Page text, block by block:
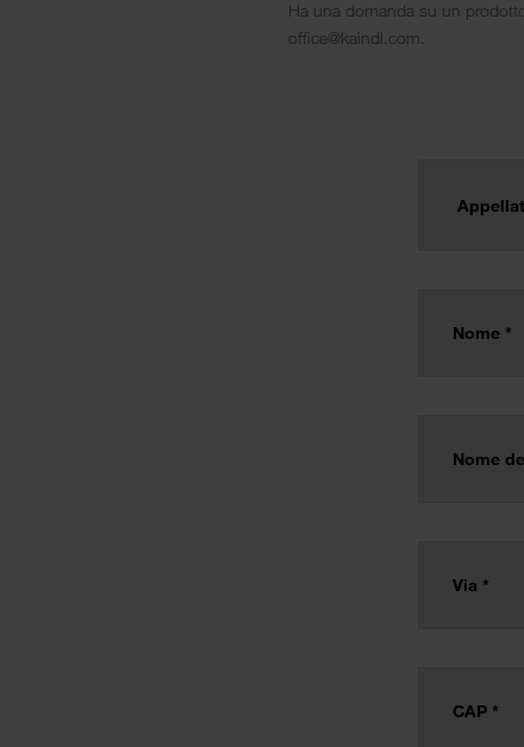
Ha una domanda su un
office@kaindl.com.